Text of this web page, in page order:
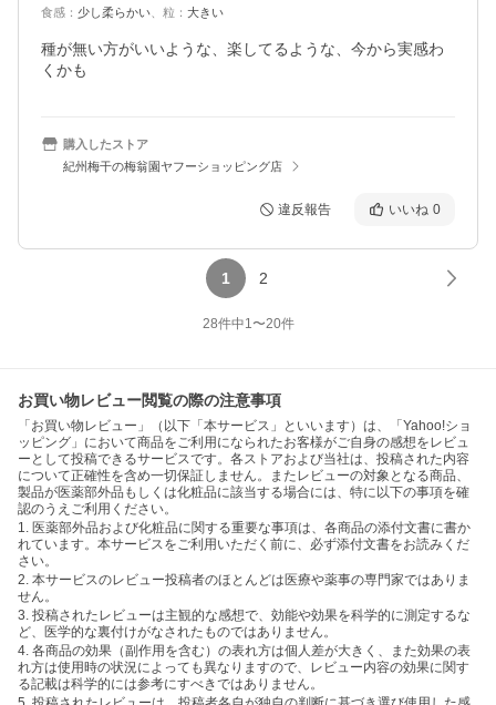
食感 ： 少し柔らかい 粒 ： 大きい
種が無い方がいいような、楽してるような、今から実感わ
くかも
購入したストア
紀州梅干の梅翁園ヤフーショッピング店
違反報告 いいね 0
1 2
28件中1〜20件
お買い物レビュー閲覧の際の注意事項
「お買い物レビュー」（以下「本サービス」といいます）は、「Yahoo!ショ
ッピング」において商品をご利用になられたお客様がご自身の感想をレビュ
ーとして投稿できるサービスです。各ストアおよび当社は、投稿された内容
について正確性を含め一切保証しません。またレビューの対象となる商品、
製品が医薬部外品もしくは化粧品に該当する場合には、特に以下の事項を確
認のうえご利用ください。
1. 医薬部外品および化粧品に関する重要な事項は、各商品の添付文書に書か
れています。本サービスをご利用いただく前に、必ず添付文書をお読みくだ
さい。
2. 本サービスのレビュー投稿者のほとんどは医療や薬事の専門家ではありま
せん。
3. 投稿されたレビューは主観的な感想で、効能や効果を科学的に測定するな
ど、医学的な裏付けがなされたものではありません。
4. 各商品の効果（副作用を含む）の表れ方は個人差が大きく、また効果の表
れ方は使用時の状況によっても異なりますので、レビュー内容の効果に関す
る記載は科学的には参考にすべきではありません。